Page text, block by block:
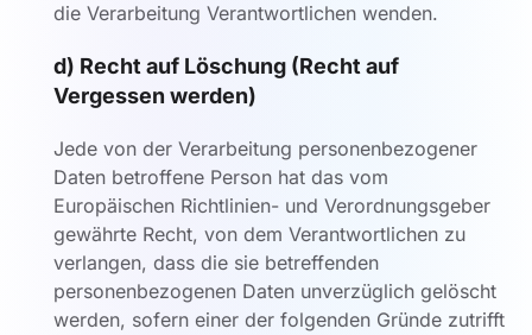
die Verarbeitung Verantwortlichen wenden.
d) Recht auf Löschung (Recht auf
Vergessen werden)
Jede von der Verarbeitung personenbezogener
Daten betroffene Person hat das vom
Europäischen Richtlinien- und Verordnungsgeber
gewährte Recht, von dem Verantwortlichen zu
verlangen, dass die sie betreffenden
personenbezogenen Daten unverzüglich gelöscht
werden, sofern einer der folgenden Gründe zutrifft